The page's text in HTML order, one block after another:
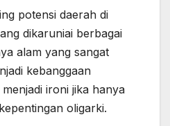
potensi daerah di
dikaruniai berbagai
alam yang sangat
kebanggaan
ironi jika hanya
oligarki.